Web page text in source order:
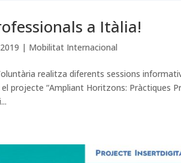
a Itàlia!
| Mobilitat Internacional
realitza diferents sessions
projecte “Ampliant Horitzons: Pràctiques